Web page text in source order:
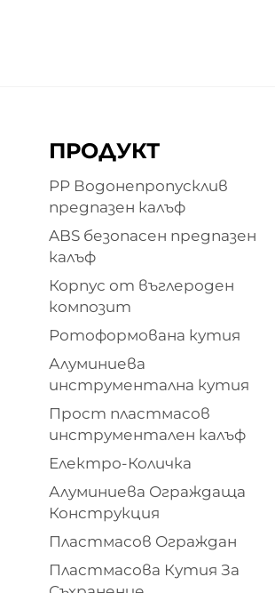
ПРОДУКТ
PP Водонепропусклив
предпазен калъф
ABS безопасен предпазен
калъф
Корпус от въглероден
композит
Ротоформована кутия
Алуминиева
инструментална кутия
Прост пластмасов
инструментален калъф
Електро-Количка
Алуминиева Ограждаща
Конструкция
Пластмасов Ограждан
Пластмасова Кутия За